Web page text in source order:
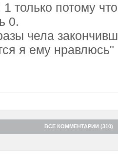
1 только потому
0.
чела
я ему нравлюсь"
ВСЕ КОММЕНТАРИИ (310)